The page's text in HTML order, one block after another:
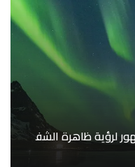
لرؤية ظاهرة الشف